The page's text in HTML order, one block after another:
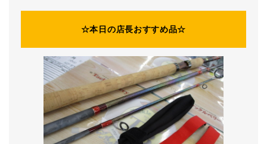
☆本日の店長おすすめ品☆